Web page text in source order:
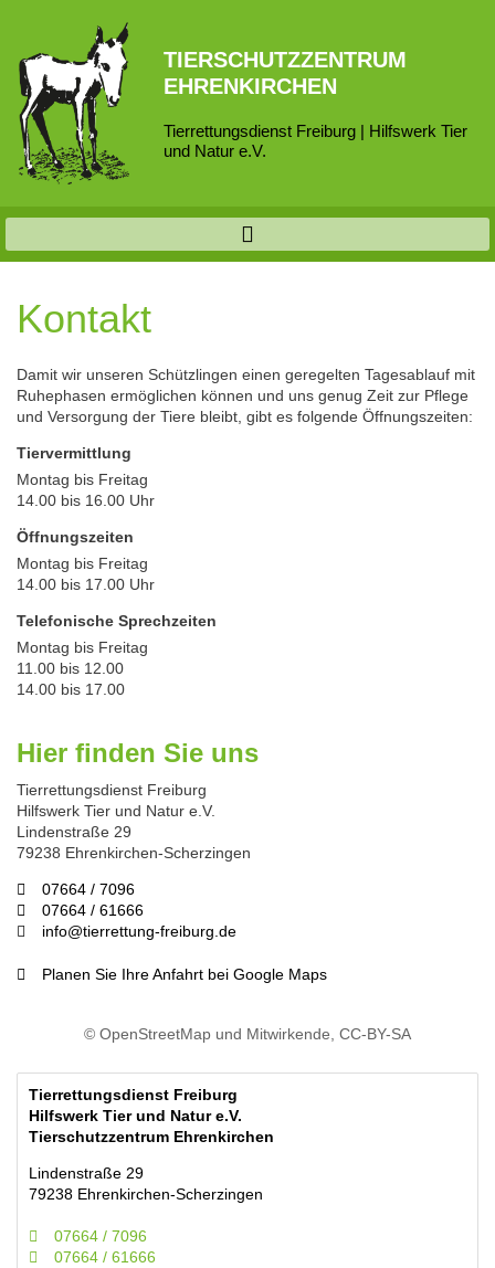
TIERSCHUTZZENTRUM
EHRENKIRCHEN
Tierrettungsdienst Freiburg | Hilfswerk Tier
und Natur e.V.
Kontakt
Damit wir unseren Schützlingen einen geregelten Tagesablauf mit
Ruhephasen ermöglichen können und uns genug Zeit zur Pflege
und Versorgung der Tiere bleibt, gibt es folgende Öffnungszeiten:
Tiervermittlung
Montag bis Freitag
14.00 bis 16.00 Uhr
Öffnungszeiten
Montag bis Freitag
14.00 bis 17.00 Uhr
Telefonische Sprechzeiten
Montag bis Freitag
11.00 bis 12.00
14.00 bis 17.00
Hier finden Sie uns
Tierrettungsdienst Freiburg
Hilfswerk Tier und Natur e.V.
Lindenstraße 29
79238 Ehrenkirchen-Scherzingen
07664 / 7096
07664 / 61666
info@tierrettung-freiburg.de
Planen Sie Ihre Anfahrt bei Google Maps
© OpenStreetMap und Mitwirkende, CC-BY-SA
Tierrettungsdienst Freiburg
Hilfswerk Tier und Natur e.V.
Tierschutzzentrum Ehrenkirchen
Lindenstraße 29
79238 Ehrenkirchen-Scherzingen
07664 / 7096
07664 / 61666